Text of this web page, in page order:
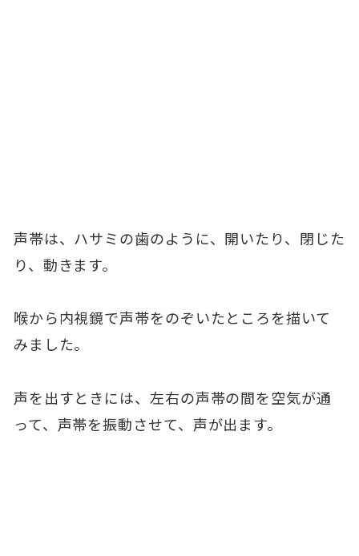
声帯は、ハサミの歯のように、開いたり、閉じた
り、動きます。
喉から内視鏡で声帯をのぞいたところを描いて
みました。
声を出すときには、左右の声帯の間を空気が通
って、声帯を振動させて、声が出ます。